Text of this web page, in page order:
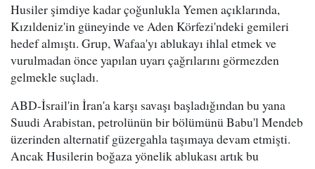
Husiler şimdiye kadar çoğunlukla Yemen açıklarında,
Kızıldeniz'in güneyinde ve Aden Körfezi'ndeki gemileri
hedef almıştı. Grup, Wafaa'yı ablukayı ihlal etmek ve
vurulmadan önce yapılan uyarı çağrılarını görmezden
gelmekle suçladı.
ABD-İsrail'in İran'a karşı savaşı başladığından bu yana
Suudi Arabistan, petrolünün bir bölümünü Babu'l Mendeb
üzerinden alternatif güzergahla taşımaya devam etmişti.
Ancak Husilerin boğaza yönelik ablukası artık bu